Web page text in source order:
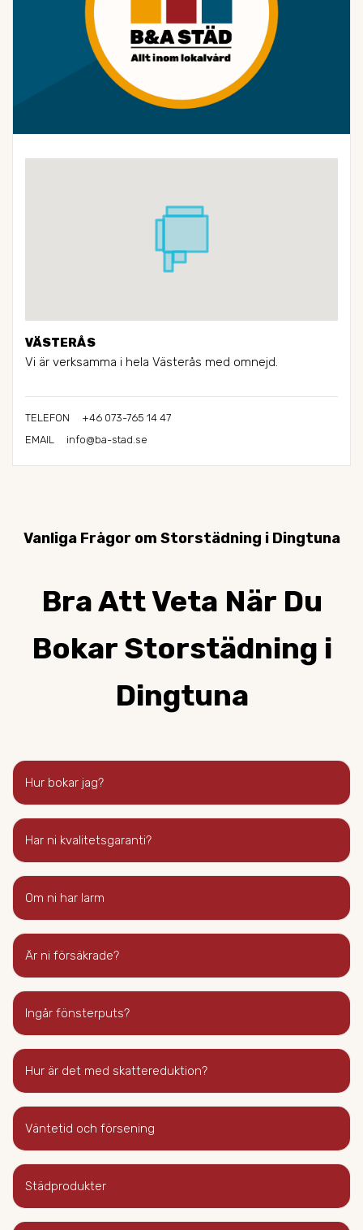
VÄSTERÅS
Vi är verksamma i hela Västerås med omnejd.
TELEFON
+46 073-765 14 47
EMAIL
info@ba-stad.se
Vanliga Frågor om Storstädning i Dingtuna
Bra Att Veta När Du
Bokar Storstädning i
Dingtuna
Hur bokar jag?
Har ni kvalitetsgaranti?
Om ni har larm
Är ni försäkrade?
Ingår fönsterputs?
Hur är det med skattereduktion?
Väntetid och försening
Städprodukter